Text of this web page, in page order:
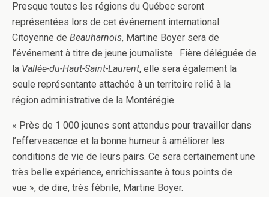
Presque toutes les régions du Québec seront
représentées lors de cet événement international.
Citoyenne de Beauharnois, Martine Boyer sera de
l’événement à titre de jeune journaliste. Fière déléguée de
la Vallée-du-Haut-Saint-Laurent, elle sera également la
seule représentante attachée à un territoire relié à la
région administrative de la Montérégie.
« Près de 1 000 jeunes sont attendus pour travailler dans
l’effervescence et la bonne humeur à améliorer les
conditions de vie de leurs pairs. Ce sera certainement une
très belle expérience, enrichissante à tous points de
vue », de dire, très fébrile, Martine Boyer.